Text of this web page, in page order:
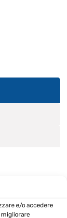
e/o accedere